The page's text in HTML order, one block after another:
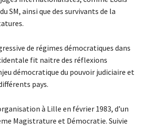
SM, ainsi que des survivants de la
de régimes démocratiques dans
fit naitre des réflexions
démocratique du pouvoir judiciaire et
pays.
à Lille en février 1983, d’un
Magistrature et Démocratie. Suivie